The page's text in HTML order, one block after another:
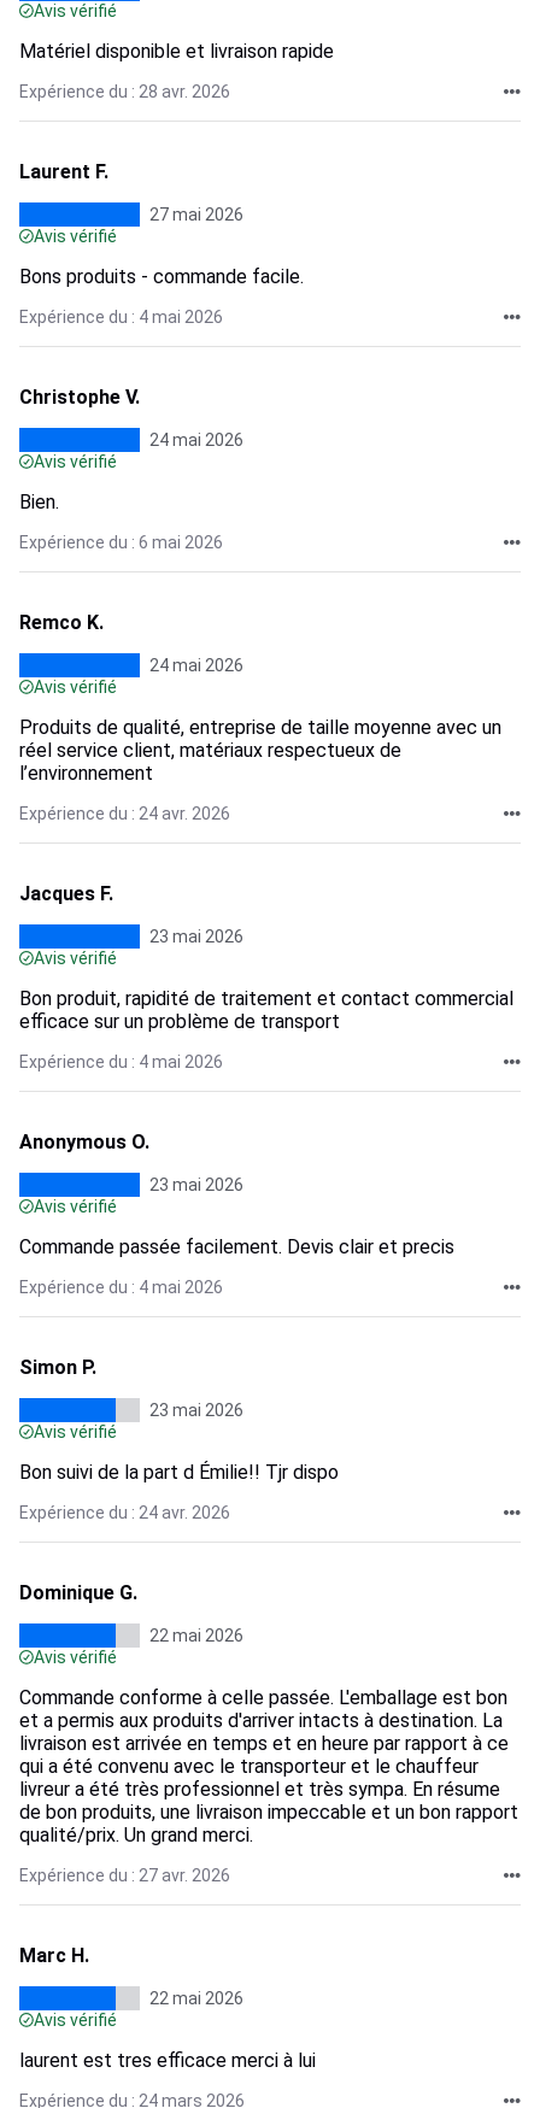
Avis vérifié
Matériel disponible et livraison rapide
Expérience du : 28 avr. 2026
Laurent F.
27 mai 2026
Avis vérifié
Bons produits - commande facile.
Expérience du : 4 mai 2026
Christophe V.
24 mai 2026
Avis vérifié
Bien.
Expérience du : 6 mai 2026
Remco K.
24 mai 2026
Avis vérifié
Produits de qualité, entreprise de taille moyenne avec un
réel service client, matériaux respectueux de
l’environnement
Expérience du : 24 avr. 2026
Jacques F.
23 mai 2026
Avis vérifié
Bon produit, rapidité de traitement et contact commercial
efficace sur un problème de transport
Expérience du : 4 mai 2026
Anonymous O.
23 mai 2026
Avis vérifié
Commande passée facilement. Devis clair et precis
Expérience du : 4 mai 2026
Simon P.
23 mai 2026
Avis vérifié
Bon suivi de la part d Émilie!! Tjr dispo
Expérience du : 24 avr. 2026
Dominique G.
22 mai 2026
Avis vérifié
Commande conforme à celle passée. L'emballage est bon
et a permis aux produits d'arriver intacts à destination. La
livraison est arrivée en temps et en heure par rapport à ce
qui a été convenu avec le transporteur et le chauffeur
livreur a été très professionnel et très sympa. En résume
de bon produits, une livraison impeccable et un bon rapport
qualité/prix. Un grand merci.
Expérience du : 27 avr. 2026
Marc H.
22 mai 2026
Avis vérifié
laurent est tres efficace merci à lui
Expérience du : 24 mars 2026